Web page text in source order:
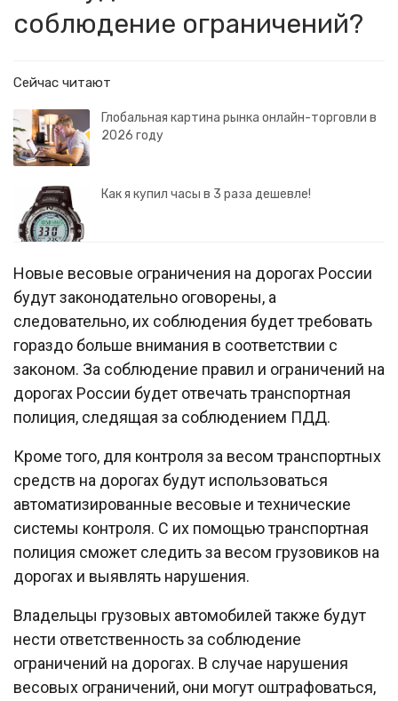
соблюдение ограничений?
Сейчас читают
Глобальная картина рынка онлайн-торговли в
2026 году
Как я купил часы в 3 раза дешевле!
Новые весовые ограничения на дорогах России
будут законодательно оговорены, а
следовательно, их соблюдения будет требовать
гораздо больше внимания в соответствии с
законом. За соблюдение правил и ограничений на
дорогах России будет отвечать транспортная
полиция, следящая за соблюдением ПДД.
Кроме того, для контроля за весом транспортных
средств на дорогах будут использоваться
автоматизированные весовые и технические
системы контроля. С их помощью транспортная
полиция сможет следить за весом грузовиков на
дорогах и выявлять нарушения.
Владельцы грузовых автомобилей также будут
нести ответственность за соблюдение
ограничений на дорогах. В случае нарушения
весовых ограничений, они могут оштрафоваться,